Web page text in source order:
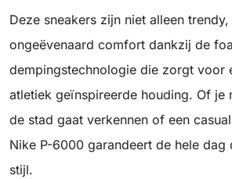
Deze sneakers zijn niet alleen
ongeëvenaard comfort dankzij de
dempingstechnologie die zorgt voor
atletiek geïnspireerde houding. Of je
de stad gaat verkennen of een
Nike P-6000 garandeert de hele
stijl.